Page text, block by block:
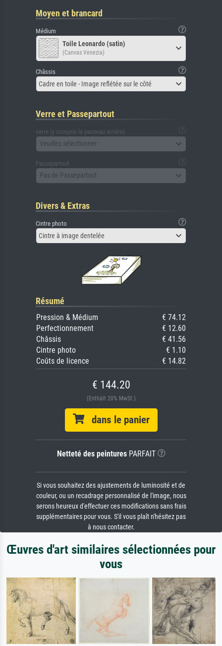
Moyen et brancard
Médium
Toile Leonardo (satin)
(Canvas Venezia)
Châssis
Cadre en toile - Image reflétée sur le côté
Verre et Passepartout
verre (y compris le panneau arrière)
Veuillez sélectionner
Passepartout
Pas de Passepartout
Divers & Extras
Cintre photo
Cintre à image dentelée
Résumé
Pression & Médium
€ 74.12
Perfectionnement
€ 12.60
Châssis
€ 41.56
Cintre photo
€ 1.10
Coûts de licence
€ 14.82
€ 144.20
(Enthält 20% MwSt.)
dans le panier
Netteté des peinturesPARFAIT
Si vous souhaitez des ajustements de luminosité et de
couleur, ou un recadrage personnalisé de l'image, nous
serons heureux d'effectuer ces modifications sans frais
supplémentaires pour vous. S'il vous plaît n'hésitez pas
à nous contacter.
Œuvres d'art similaires sélectionnées pour
vous